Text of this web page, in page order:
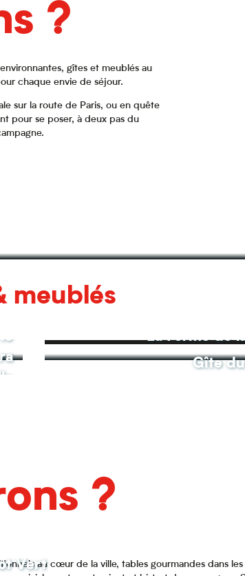
?
gîtes et meublés au
chaque envie de séjour.
sur la route de Paris, ou en quête
pour se poser, à deux pas du
meublés
La Ferme de
Gîte
?
au cœur de la ville, tables gourmandes dans
Vert